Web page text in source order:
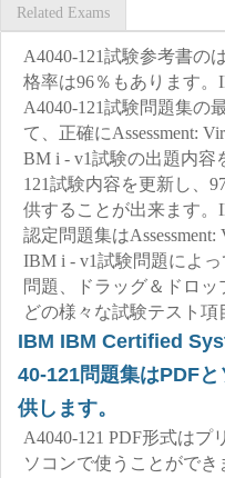
Related Exams
A4040-121試験参考書の
格率は96％もあります。
A4040-121試験問題集の
て、正確にAssessment:
BM i - v1試験の出題内容
121試験内容を更新し、
供することが出来ます。
認定問題集はAssessment:
IBM i - v1試験問題によ
問題、ドラッグ＆ドロ
どの様々な試験テスト項
IBM IBM Certified
40-121問題集はPDF
供します。
A4040-121 PDF形式は
ソコンで使うことがで